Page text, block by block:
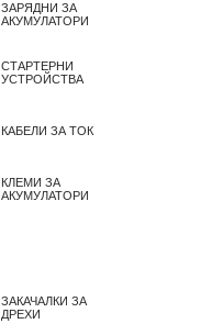
ЗАРЯДНИ ЗА
АКУМУЛАТОРИ
СТАРТЕРНИ
УСТРОЙСТВА
КАБЕЛИ ЗА ТОК
КЛЕМИ ЗА
АКУМУЛАТОРИ
ЗАКАЧАЛКИ ЗА
ДРЕХИ